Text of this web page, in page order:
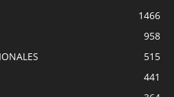
1466
958
515
441